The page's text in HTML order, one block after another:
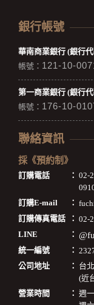
銀行帳號
華南商業銀行 (銀行
帳號： 121-10-
第一商業銀行 (銀行
帳號： 176-10-
聯絡資訊
採《預約制》
訂購電話 ： 02-
訂購E-mail
：
訂購傳真電話
： 02-
LINE
：
統一編號 ：
公司地址
： 台
(近
營業時間
： 週